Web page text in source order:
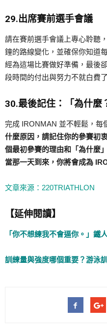
29.出席賽前選手會議
請在賽前選手會議上專心聆聽
鐘的路線變化，並確保你知道
經為這場比賽做好準備，最後
段時間的付出與努力不就白費
30.最後記住：「為什麼
完成 IRONMAN 並不輕鬆，每
什麼原因，請記住你的參賽初
個最初參賽的理由和「為什麼
當那一天到來，你將會成為
文章來源：220TRIATHLON
【延伸閱讀】
「你不想練我不會逼你。」鐵
訓練量與強度哪個重要？游泳